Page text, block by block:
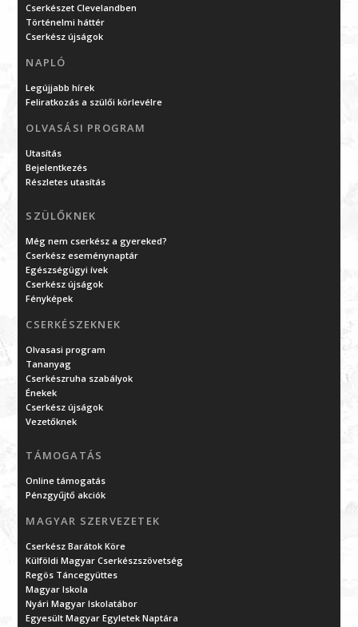
Cserkészet Clevelandben
Történelmi háttér
Cserkész újságok
NAPLÓ
Legújjabb hírek
Feliratkozás a szülői körlevélre
OLVASÁSI PROGRAM
Utasítás
Bejelentkezés
Részletes utasítás
SZÜLŐKNEK
Még nem cserkész a gyereked?
Cserkész eseménynaptár
Egészségügyi ívek
Cserkész újságok
Fényképek
CSERKÉSZEKNEK
Olvasasi program
Tananyag
Cserkészruha szabályok
Énekek
Cserkész újságok
Vezetőknek
TÁMOGATÁS
Online támogatás
Pénzgyűjtő akciók
MAGYAR SZERVEZETEK
Cserkész Barátok Köre
Külföldi Magyar Cserkészszövetség
Regös Táncegyüttes
Magyar Iskola
Nyári Magyar Iskolatábor
Egyesült Magyar Egyletek Naptára